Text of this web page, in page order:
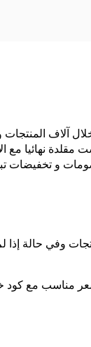
آلاف المنتجات
أن جميع المنتجات التي يقدمها المتجر هي
وفي حالة إذا